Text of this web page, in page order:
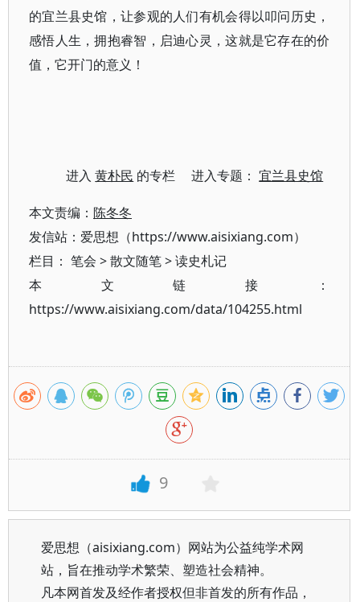
的宜兰县史馆，让参观的人们有机会得以叩问历史，
感悟人生，拥抱睿智，启迪心灵，这就是它存在的价
值，它开门的意义！
进入黄朴民 的专栏 进入专题：宜兰县史馆
本文责编： 陈冬冬
发信站：爱思想（https://www.aisixiang.com）
栏目： 笔会 >散文随笔>读史札记
本文链接：
https://www.aisixiang.com/data/104255.html
9
爱思想（aisixiang.com）网站为公益纯学术网
站，旨在推动学术繁荣、塑造社会精神。
凡本网首发及经作者授权但非首发的所有作品，